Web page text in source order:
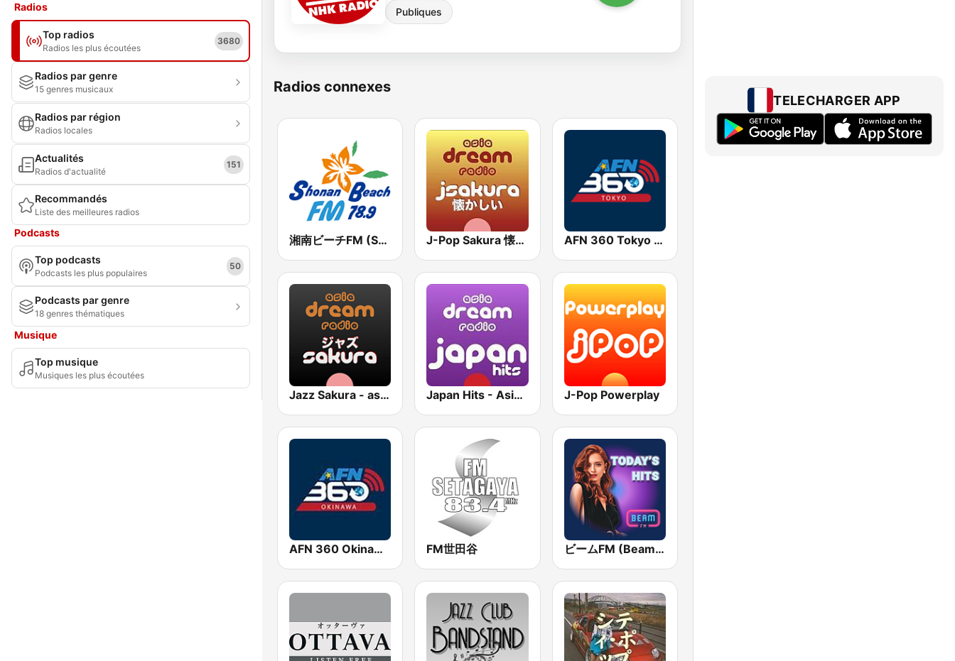
Radios
Top radios
Radios les plus écoutées
3680
Radios par genre
15 genres musicaux
Radios par région
Radios locales
Actualités
Radios d'actualité
151
Recommandés
Liste des meilleures radios
Podcasts
Top podcasts
Podcasts les plus populaires
50
Podcasts par genre
18 genres thématiques
Musique
Top musique
Musiques les plus écoutées
Publiques
Radios connexes
湘南ビーチFM (Shonan Beach FM) J-Pop Sakura 懐かしい AFN 360 Tokyo (Japan Only)
Jazz Sakura - asia DREAM radio Japan Hits - Asia DREAM Radio J-Pop Powerplay
AFN 360 Okinawa (Japan Only) FM世田谷 ビームFM (Beam FM)
TELECHARGER APP